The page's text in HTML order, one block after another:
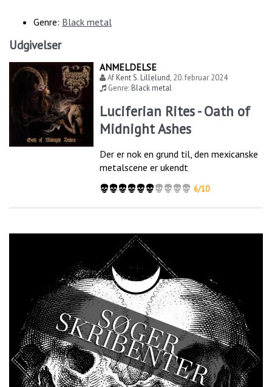
Genre: Black metal
Udgivelser
ANMELDELSE
AfKent S. Lillelund, 20. februar 2024
Genre:Black metal
Luciferian Rites - Oath of
Midnight Ashes
Der er nok en grund til, den mexicanske
metalscene er ukendt
6/10